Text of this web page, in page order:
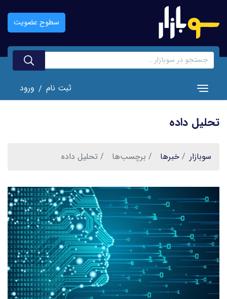
اصلی
سطوح عضویت
Toggle navigation ثبت نام / ورود
تحلیل داده
سوبازار خبر‌ها برچسب‌ها تحلیل داده